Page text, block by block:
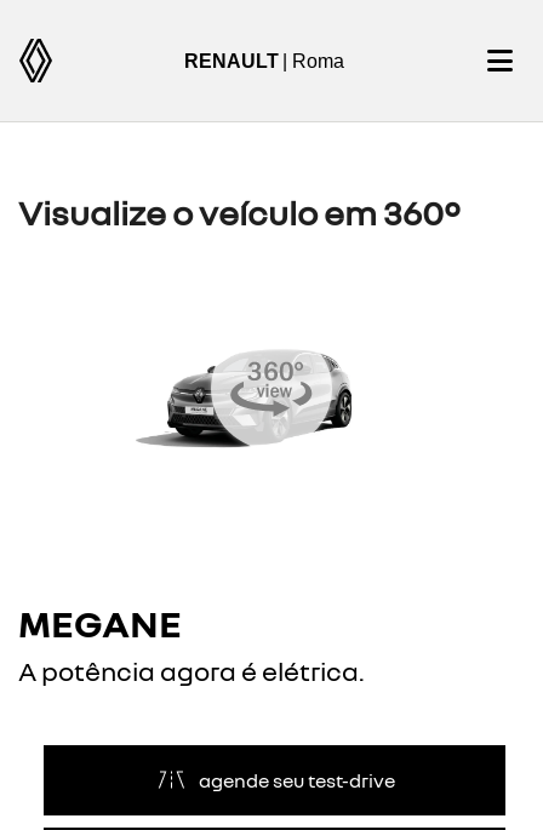
RENAULT | Roma
Visualize o veículo em 360°
MEGANE
A potência agora é elétrica.
agende seu test-drive